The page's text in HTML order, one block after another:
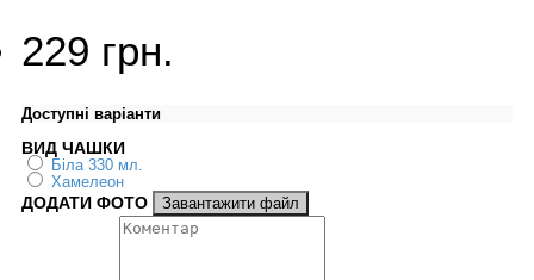
229 грн.
Доступні варіанти
ВИД ЧАШКИ
Біла 330 мл.
Хамелеон
ДОДАТИ ФОТО Завантажити файл